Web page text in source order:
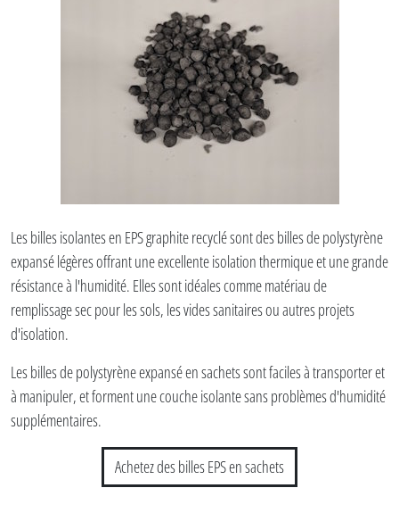
Les billes isolantes en EPS graphite recyclé sont des billes de polystyrène
expansé légères offrant une excellente isolation thermique et une grande
résistance à l'humidité. Elles sont idéales comme matériau de
remplissage sec pour les sols, les vides sanitaires ou autres projets
d'isolation.
Les billes de polystyrène expansé en sachets sont faciles à transporter et
à manipuler, et forment une couche isolante sans problèmes d'humidité
supplémentaires.
Achetez des billes EPS en sachets